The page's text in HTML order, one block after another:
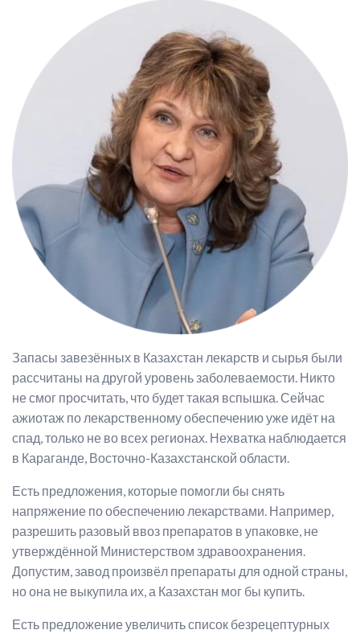
Запасы завезённых в Казахстан лекарств и сырья были
рассчитаны на другой уровень заболеваемости. Никто
не смог просчитать, что будет такая вспышка. Сейчас
ажиотаж по лекарственному обеспечению уже идёт на
спад, только не во всех регионах. Нехватка наблюдается
в Караганде, Восточно-Казахстанской области.
Есть предложения, которые помогли бы снять
напряжение по обеспечению лекарствами. Например,
разрешить разовый ввоз препаратов в упаковке, не
утверждённой Министерством здравоохранения.
Допустим, завод произвёл препараты для одной страны,
но она не выкупила их, а Казахстан мог бы купить.
Есть предложение увеличить список безрецептурных